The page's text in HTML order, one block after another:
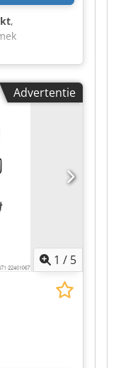
,
Advertentie
1 / 5